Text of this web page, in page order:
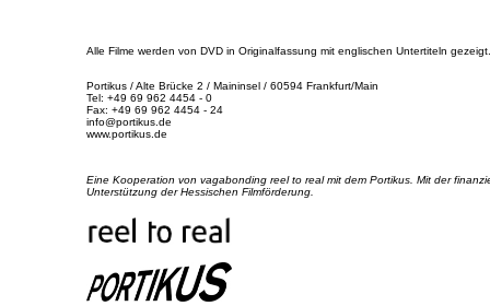
Alle Filme werden von DVD in Originalfassung mit englischen Untertiteln gezeigt.
Portikus / Alte Brücke 2 / Maininsel / 60594 Frankfurt/Main
Tel: +49 69 962 4454 - 0
Fax: +49 69 962 4454 - 24
info@portikus.de
www.portikus.de
Eine Kooperation von vagabonding reel to real mit dem Portikus. Mit der
Unterstützung der Hessischen Filmförderung.